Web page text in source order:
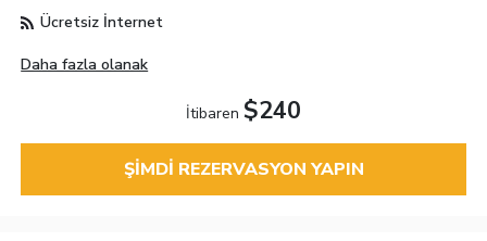
Ücretsiz İnternet
Daha fazla olanak
İtibaren $240
ŞIMDI REZERVASYON YAPIN